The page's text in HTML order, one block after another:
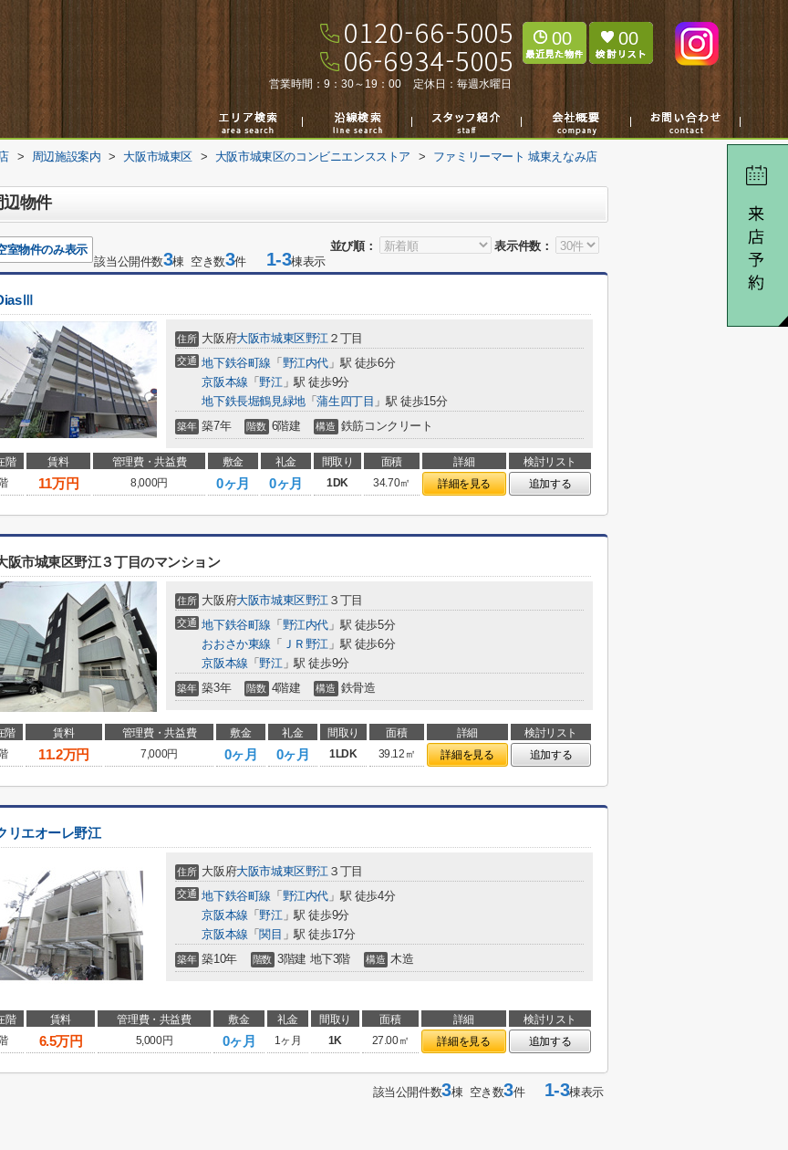
営業時間： 9：30～19：00 定休日： 毎週水曜日
00 00
> 周辺施設案内 > 大阪市城東区 > 大阪市城東区のコンビニエンスストア >
ファミリーマート 城東えなみ店
辺物件
並び順： 表示件数：
室物件のみ表示
該当公開件数3棟 空き数3件 1-3棟表示
住所 大阪府大阪市城東区野江 ２丁目
交通 地下鉄谷町線 「 野江内代 」駅 徒歩6分
京阪本線 「野江」駅 徒歩9分
地下鉄長堀鶴見緑地「蒲生四丁目 」駅 徒歩15分
築年 築7年 階数 6階建 構造 鉄筋コンクリート
階 賃料 管理費・共益費 敷金 礼金 間取り 面積 詳細
検討リスト
11万円 8,000円 0ヶ月 0ヶ月 1DK 34.70㎡ 詳細を見る 追加する
阪市城東区野江３丁目のマンション
住所 大阪府大阪市城東区野江 ３丁目
交通 地下鉄谷町線 「 野江内代 」駅 徒歩5分
おおさか東線 「 ＪＲ野江 」駅 徒歩6分
京阪本線 「野江」駅 徒歩9分
築年 築3年 階数 4階建 構造 鉄骨造
階 賃料 管理費・共益費 敷金 礼金 間取り 面積 詳細
検討リスト
11.2万円 7,000円 0ヶ月 0ヶ月 1LDK 39.12㎡ 詳細を見る 追加する
リエオーレ野江
住所 大阪府大阪市城東区野江 ３丁目
交通 地下鉄谷町線 「 野江内代 」駅 徒歩4分
京阪本線 「野江」駅 徒歩9分
京阪本線 「 関目 」駅 徒歩17分
築年 築10年 階数 3階建 地下3階 構造 木造
階 賃料 管理費・共益費 敷金 礼金 間取り 面積 詳細
検討リスト
6.5万円 5,000円 0ヶ月 1ヶ月 1K 27.00㎡ 詳細を見る 追加する
該当公開件数3棟 空き数3件1-3棟表示